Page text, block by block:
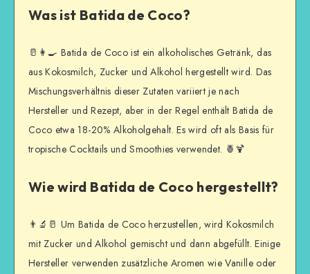
Was ist Batida de Coco?
🥛👩‍🍳 Batida de Coco ist ein alkoholisches Getränk, das
aus Kokosmilch, Zucker und Alkohol hergestellt wird. Das
Mischungsverhältnis dieser Zutaten variiert je nach
Hersteller und Rezept, aber in der Regel enthält Batida de
Coco etwa 18-20% Alkoholgehalt. Es wird oft als Basis für
tropische Cocktails und Smoothies verwendet. 🍍🍹
Wie wird Batida de Coco hergestellt?
👨‍🔬🥛 Um Batida de Coco herzustellen, wird Kokosmilch
mit Zucker und Alkohol gemischt und dann abgefüllt. Einige
Hersteller verwenden zusätzliche Aromen wie Vanille oder